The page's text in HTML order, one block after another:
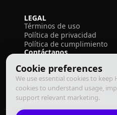
Cookie preferences
We use essential cookies to
cookies to understand usage,
support relevant marketing.
LEGAL
Términos de uso
Política de privacidad
Política de cumplimiento
Contáctanos